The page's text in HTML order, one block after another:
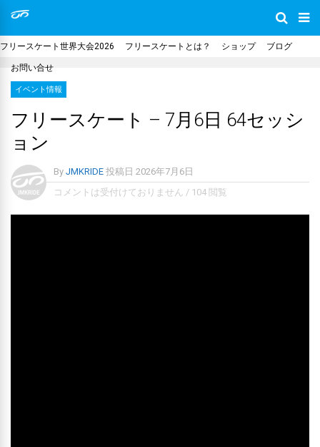
フリースケート世界大会2026 フリースケートとは？ ショップ ブログ
お問い合せ
イベント情報
フリースケート – 7月6日 64セッシ
ョン
By JMKRIDE 投稿日 2026年7月6日
コメントは受付けておりません / 104 閲覧